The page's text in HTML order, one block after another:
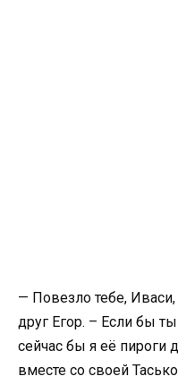
— Повезло тебе,
друг Егор. – Если бы
сейчас бы я её пироги
вместе со своей